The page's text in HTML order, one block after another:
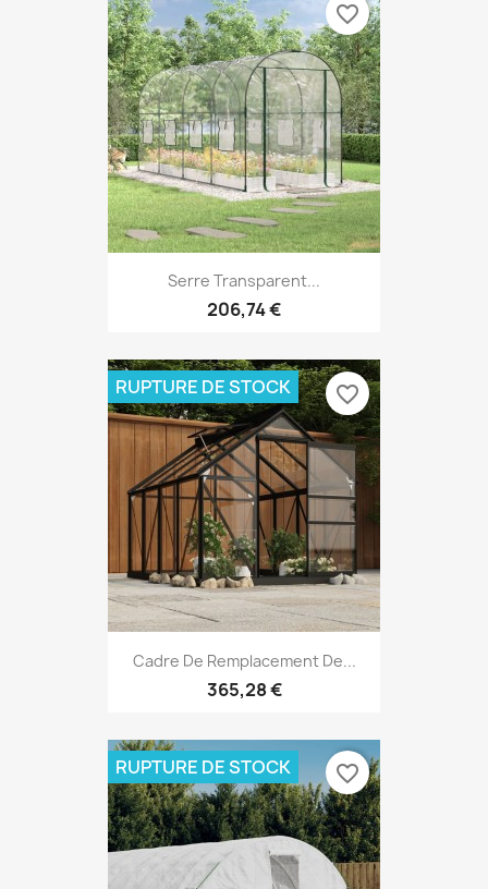
Serre Transparent...
206,74 €
favorite_border
Cadre De Remplacement De...
365,28 €
RUPTURE DE STOCK favorite_border
RUPTURE DE STOCK favorite_border